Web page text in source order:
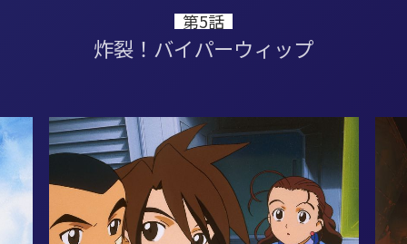
第5話
炸裂！バイパーウィップ